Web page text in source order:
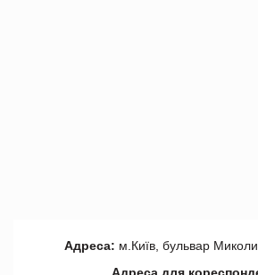
Адреса: м.Київ, бульвар
Адреса для